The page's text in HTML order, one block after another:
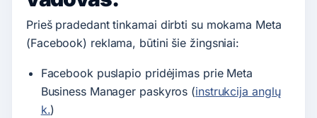
Prieš pradedant tinkamai dirbti su mokama Meta
(Facebook) reklama, būtini šie žingsniai:
Facebook puslapio pridėjimas prie Meta
Business Manager paskyros (instrukcija anglų
k.)